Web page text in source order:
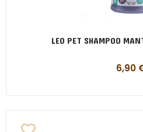
LEO PET SHAMPOO
6,90